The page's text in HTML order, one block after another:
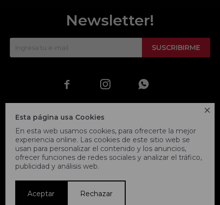

Esta página usa Cookies
En esta web usamos cookies, para ofrecerte la mejor
experiencia online. Las cookies de este sitio web se
usan para personalizar el contenido y los anuncios,
ofrecer funciones de redes sociales y analizar el tráfico,
publicidad y análisis web.
Aceptar Rechazar
Newsletter!
SUSCRIBIRME
  